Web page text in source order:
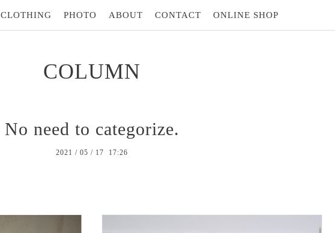
CLOTHING PHOTO ABOUT CONTACT ONLINE SHOP
COLUMN
No need to categorize.
2021 / 05 / 17 17:26